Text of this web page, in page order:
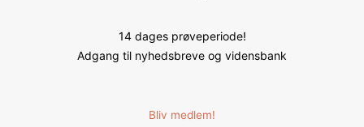
14 dages prøveperiode!
Adgang til nyhedsbreve og vidensbank
Bliv medlem!